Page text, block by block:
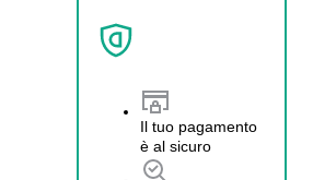
Il tuo pagamento
è al sicuro